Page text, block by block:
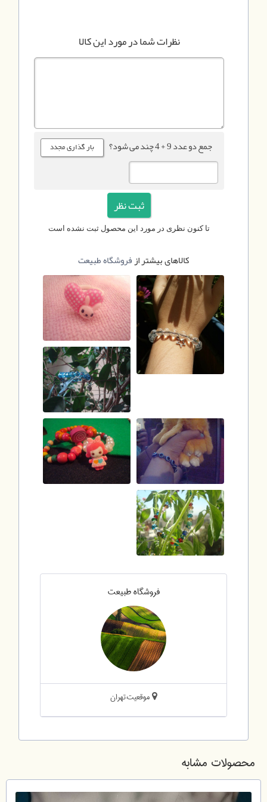
نظرات شما در مورد این کالا
جمع دو عدد 9 + 4 چند می شود؟
تا کنون نظری در مورد این محصول ثبت نشده است
کالاهای بیشتر ازفروشگاه طبیعت
فروشگاه طبیعت
موقعیت:تهران
محصولات مشابه